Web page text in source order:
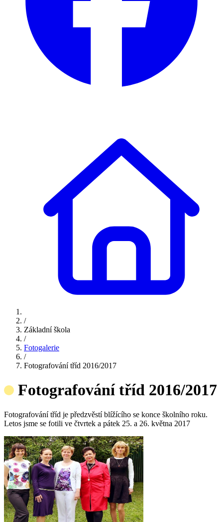
/
Základní škola
/
Fotogalerie
/
Fotografování tříd 2016/2017
Fotografování tříd 2016/2017
Fotografování tříd je předzvěstí blížícího se konce školního roku.
Letos jsme se fotili ve čtvrtek a pátek 25. a 26. května 2017